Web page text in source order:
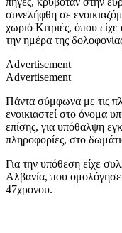
συνελήφθη σε
χωριό Κιτριές, όπου
την ημέρα της
Advertisement
Advertisement
Πάντα σύμφωνα με τις
ενοικιαστεί στο όνομα
επίσης, για υπόθαλψη
πληροφορίες, στο
Για την υπόθεση είχε
Αλβανία, που
47χρονου.